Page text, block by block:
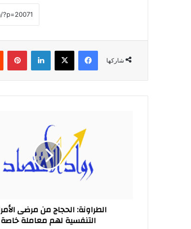
شاركها
فيسبوك‫X لينكدإن
الطراونة: الحجاج من مرضى
التنفسية لهم معاملة خاصة